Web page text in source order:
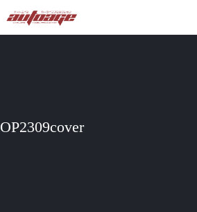
OP2309cover